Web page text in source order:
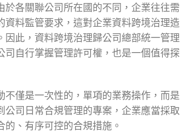
於各關聯公司所在國的不同，企業往往需
資料監管要求，這對企業資料跨境治理造
因此，資料跨境治理歸公司總部統一管理
司自行掌握管理許可權，也是一個值得探
不僅是一次性的，單項的業務操作，而是
公司日常合規管理的專案，企業應當採取
的、有序可控的合規措施。